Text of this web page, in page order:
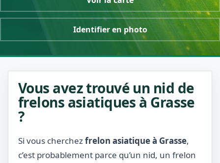
Identifier en photo
Vous avez trouvé un nid de
frelons asiatiques à Grasse
?
Si vous cherchezfrelon asiatique à Grasse,
c’est probablement parce qu’un nid, un frelon